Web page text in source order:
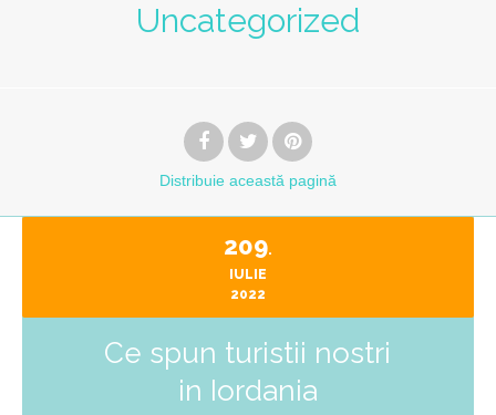
Uncategorized
Distribuie această pagină
209.
IULIE
2022
Ce spun turistii nostri
in Iordania